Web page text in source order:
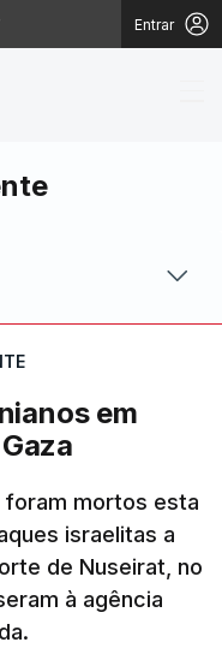
Entrar
em
foram mortos esta
israelitas a
de Nuseirat, no
à agência